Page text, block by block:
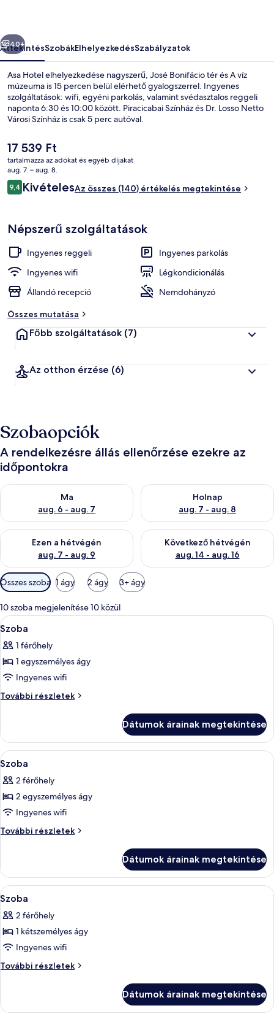
Következő
40+
ÁttekintésSzobákElhelyezkedésSzabályzatok
Asa Hotel elhelyezkedése nagyszerű, José Bonifácio tér és A víz
múzeuma is 15 percen belül elérhető gyalogszerrel. Ingyenes
szolgáltatások: wifi, egyéni parkolás, valamint svédasztalos reggeli
naponta 6:30 és 10:00 között. Piracicabai Színház és Dr. Losso Netto
Városi Színház is csak 5 perc autóval.
A
jelenlegi
ár
17 539 Ft
17 539 Ft
tartalmazza az adókat és egyéb díjakat
aug. 7. – aug. 8.
Értékelések
9,49,4 ennyiből: 10
KivételesAz összes (140) értékelés megtekintése
Népszerű szolgáltatások
Ingyenes reggeli
Ingyenes parkolás
Ingyenes wifi
Légkondicionálás
Állandó recepció
Nemdohányzó
Összes mutatása
Főbb szolgáltatások (7)
Az otthon érzése (6)
Szobaopciók
A rendelkezésre állás ellenőrzése ezekre az
időpontokra
Ma
aug. 6 - aug. 7
A ma esti rendelkezésre állás ellenőrzése: aug. 6 - aug. 7
Holnap
aug. 7 - aug. 8
A holnapi rendelkezésre állás
Ezen a hétvégén
aug. 7 - aug. 9
A mostani hétvégi rendelkezésre állás ellenőrzése: aug. 7 -
Következő hétvégén
aug. 14 - aug. 16
A következő hétvégi
Szobákhoz
rendelkezésre
álló
szűrők
Összes szoba 1 ágy 2 ágy 3+ ágy
10 szoba megjelenítése 10 közül
A
következő
szoba
összes
képének
megtekintése:
Egy szállodai szoba, amelyben van
10
Szoba
1 férőhely
1 egyszemélyes ágy
Ingyenes wifi
További részletek
Szoba
Dátumok árainak megtekintése
A
következő
szoba
összes
képének
megtekintése:
Egy szállodai szoba, amelyben van
5
Szoba
2 férőhely
2 egyszemélyes ágy
Ingyenes wifi
További részletek
Szoba
Dátumok árainak megtekintése
A
következő
szoba
összes
képének
megtekintése:
Egy szállodai szoba, amelyben
5
Szoba
2 férőhely
1 kétszemélyes ágy
Ingyenes wifi
További részletek
Szoba
Dátumok árainak megtekintése